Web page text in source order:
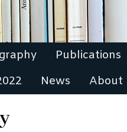
Publications
News About